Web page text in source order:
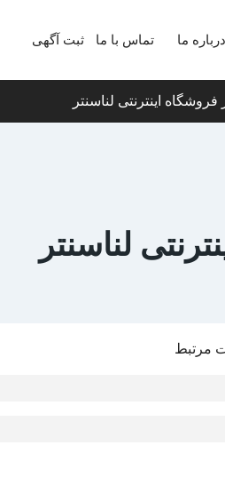
درباره ما تماس با ما ثبت آگهی
فروشگاه اینترنتی لناسنتر
لناسنتر
مرتبط